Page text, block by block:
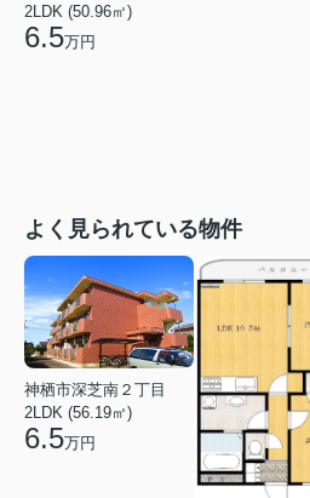
2LDK (50.96㎡)
6.5万円
よく見られている物件
神栖市深芝南２丁目
2LDK (56.19㎡)
6.5万円